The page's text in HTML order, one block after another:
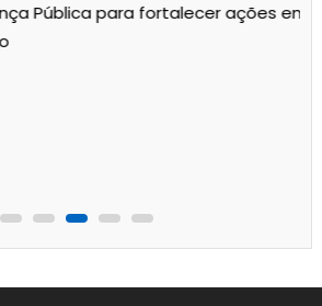
para fortalecer ações em